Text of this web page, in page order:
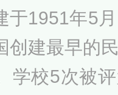
于1951年5
创建最早的
学校5次被